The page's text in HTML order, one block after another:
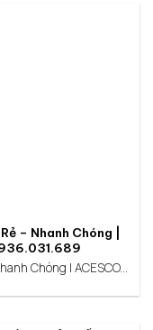
– Nhanh Chóng |
Chóng | ACESCO...